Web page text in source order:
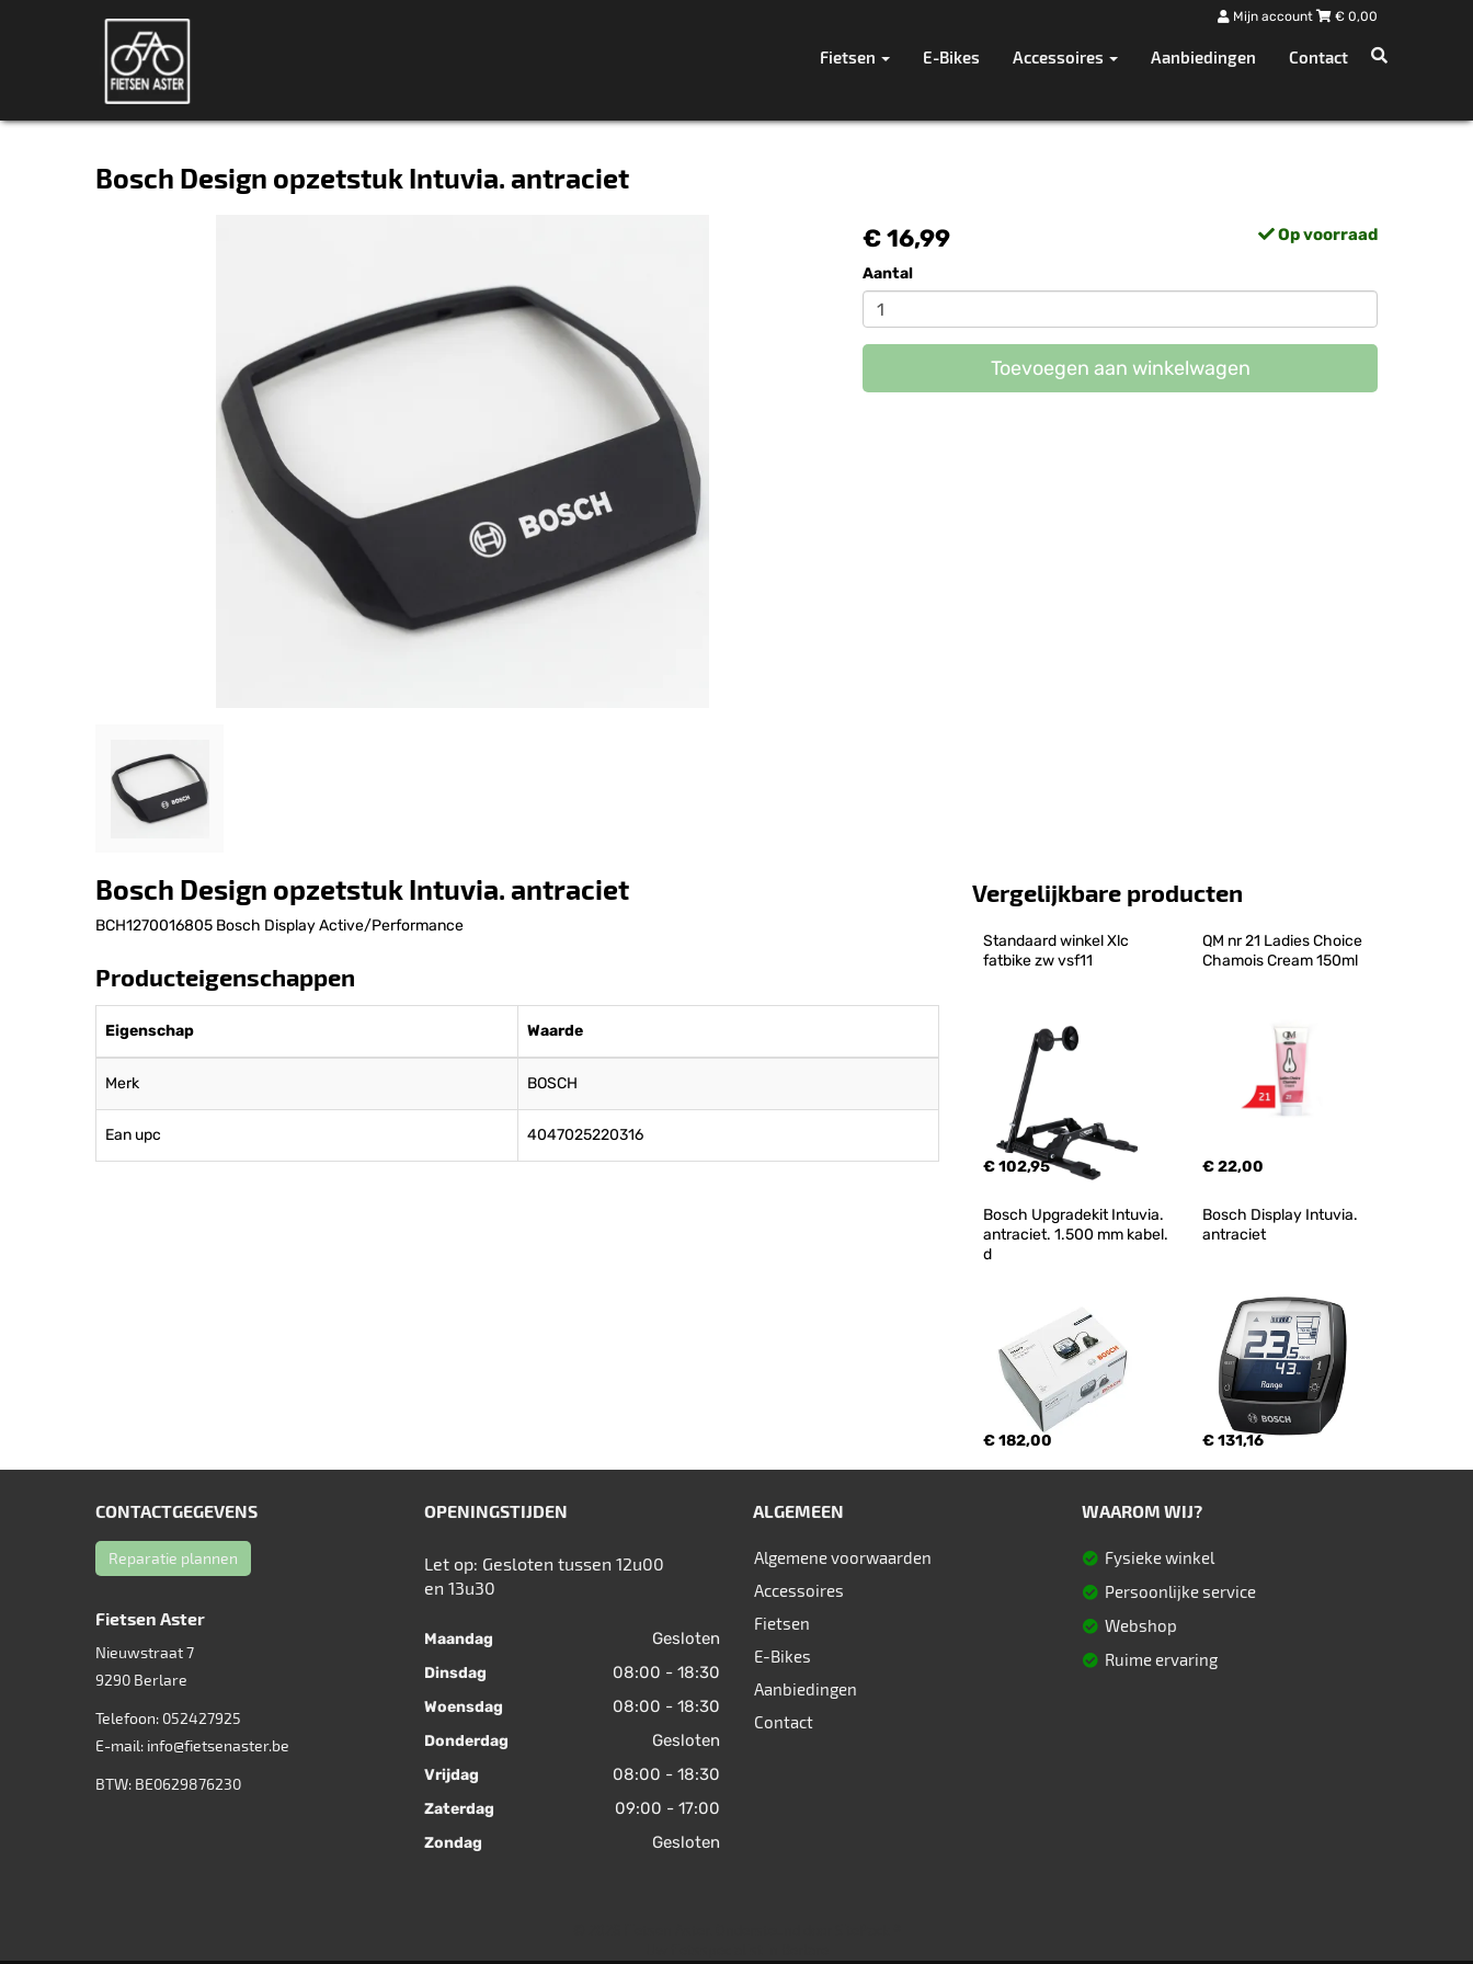
Mijn account € 0,00
Fietsen E-Bikes Accessoires Aanbiedingen Contact
Bosch Design opzetstuk Intuvia. antraciet
€ 16,99 Op voorraad
Aantal
Toevoegen aan winkelwagen
Bosch Design opzetstuk Intuvia. antraciet
BCH1270016805 Bosch Display Active/Performance
Producteigenschappen
Eigenschap Waarde
Merk BOSCH
Ean upc 4047025220316
Vergelijkbare producten
Standaard winkel Xlc
fatbike zw vsf11
€ 102,95
QM nr 21 Ladies Choice
Chamois Cream 150ml
€ 22,00
Bosch Upgradekit Intuvia.
antraciet. 1.500 mm kabel.
d
€ 182,00
Bosch Display Intuvia.
antraciet
€ 131,16
CONTACTGEGEVENS
Reparatie plannen
Fietsen Aster
Nieuwstraat 7
9290 Berlare
Telefoon: 052427925
E-mail: info@fietsenaster.be
BTW: BE0629876230
OPENINGSTIJDEN
Let op: Gesloten tussen 12u00
en 13u30
Maandag Gesloten
Dinsdag 08:00 - 18:30
Woensdag 08:00 - 18:30
Donderdag Gesloten
Vrijdag 08:00 - 18:30
Zaterdag 09:00 - 17:00
Zondag Gesloten
ALGEMEEN
Algemene voorwaarden
Accessoires
Fietsen
E-Bikes
Aanbiedingen
Contact
WAAROM WIJ?
Fysieke winkel
Persoonlijke service
Webshop
Ruime ervaring